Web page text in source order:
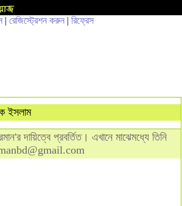
| রেজিস্ট্রেশন করুন | রিফ্রেস
ইসলাম
দায়িত্বে প্রবর্তিত। এখানে মাঝেমধ্যে তিনি